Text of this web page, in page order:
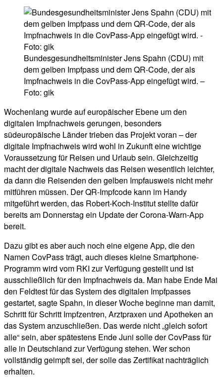
Bundesgesundheitsminister Jens Spahn (CDU) mit
dem gelben Impfpass und dem QR-Code, der als
Impfnachweis in die CovPass-App eingefügt wird. –
Foto: gik
Wochenlang wurde auf europäischer Ebene um den
digitalen Impfnachweis gerungen, besonders
südeuropäische Länder trieben das Projekt voran – der
digitale Impfnachweis wird wohl in Zukunft eine wichtige
Voraussetzung für Reisen und Urlaub sein. Gleichzeitig
macht der digitale Nachweis das Reisen wesentlich leichter,
da dann die Reisenden den gelben Impfausweis nicht mehr
mitführen müssen. Der QR-Impfcode kann im Handy
mitgeführt werden, das Robert-Koch-Institut stellte dafür
bereits am Donnerstag ein Update der Corona-Warn-App
bereit.
Dazu gibt es aber auch noch eine eigene App, die den
Namen CovPass trägt, auch dieses kleine Smartphone-
Programm wird vom RKI zur Verfügung gestellt und ist
ausschließlich für den Impfnachweis da. Man habe Ende Mai
den Feldtest für das System des digitalen Impfpasses
gestartet, sagte Spahn, in dieser Woche beginne man damit,
Schritt für Schritt Impfzentren, Arztpraxen und Apotheken an
das System anzuschließen. Das werde nicht „gleich sofort
alle“ sein, aber spätestens Ende Juni solle der CovPass für
alle in Deutschland zur Verfügung stehen. Wer schon
vollständig geimpft sei, der solle das Zertifikat nachträglich
erhalten.